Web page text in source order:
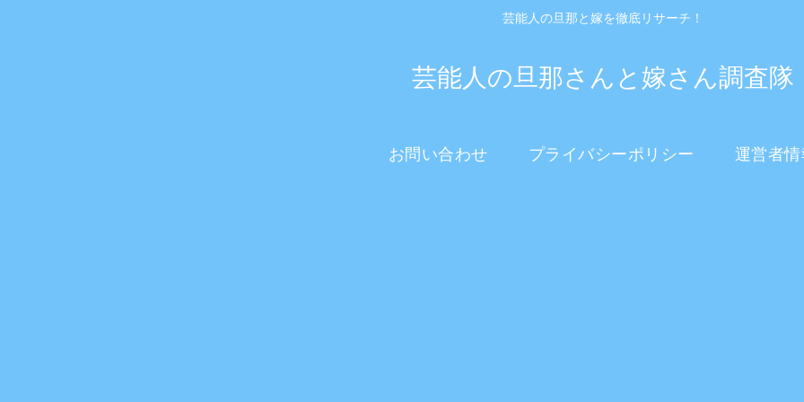
芸能人の旦那と嫁を徹底リサーチ！
芸能人の旦那さんと嫁さん調査隊
お問い合わせ プライバシーポリシー 運営者